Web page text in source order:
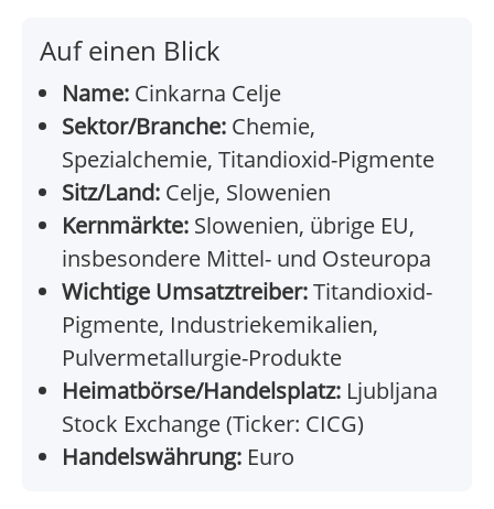
Auf einen Blick
Name: Cinkarna Celje
Sektor/Branche: Chemie,
Spezialchemie, Titandioxid-Pigmente
Sitz/Land: Celje, Slowenien
Kernmärkte: Slowenien, übrige EU,
insbesondere Mittel- und Osteuropa
Wichtige Umsatztreiber:Titandioxid-
Pigmente, Industriekemikalien,
Pulvermetallurgie-Produkte
Heimatbörse/Handelsplatz: Ljubljana
Stock Exchange (Ticker: CICG)
Handelswährung: Euro